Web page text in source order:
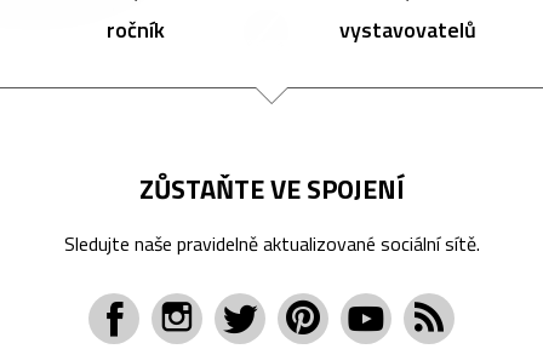
ročník vystavovatelů
ZŮSTAŇTE VE SPOJENÍ
Sledujte naše pravidelně aktualizované sociální sítě.